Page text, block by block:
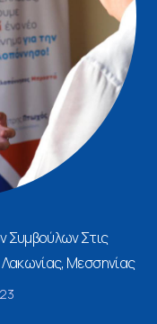
Συμβούλων Στις
Λακωνίας, Μεσσηνίας